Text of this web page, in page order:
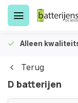
Alleen
Terug
D batterijen